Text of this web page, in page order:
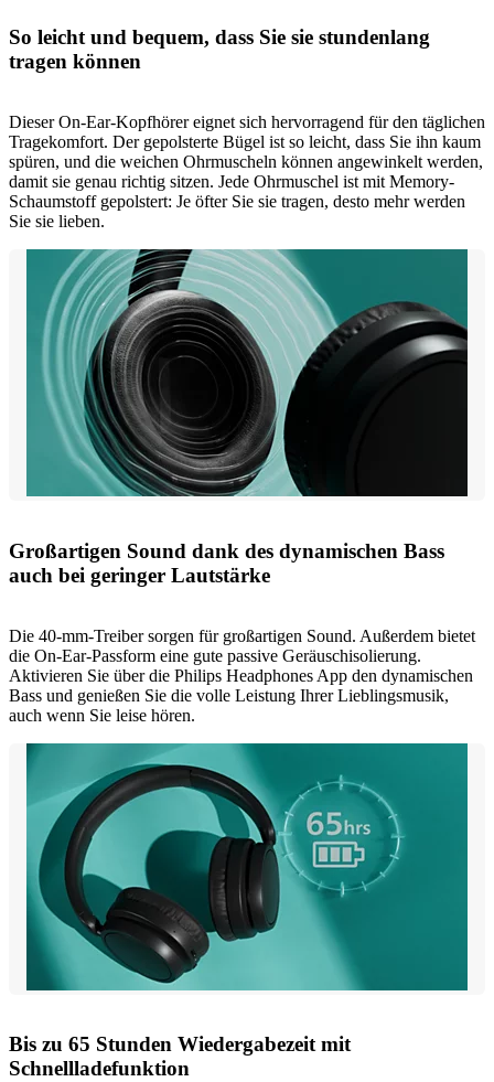
So leicht und bequem, dass Sie sie stundenlang
tragen können
Dieser On-Ear-Kopfhörer eignet sich hervorragend für den täglichen
Tragekomfort. Der gepolsterte Bügel ist so leicht, dass Sie ihn kaum
spüren, und die weichen Ohrmuscheln können angewinkelt werden,
damit sie genau richtig sitzen. Jede Ohrmuschel ist mit Memory-
Schaumstoff gepolstert: Je öfter Sie sie tragen, desto mehr werden
Sie sie lieben.
Großartigen Sound dank des dynamischen Bass
auch bei geringer Lautstärke
Die 40-mm-Treiber sorgen für großartigen Sound. Außerdem bietet
die On-Ear-Passform eine gute passive Geräuschisolierung.
Aktivieren Sie über die Philips Headphones App den dynamischen
Bass und genießen Sie die volle Leistung Ihrer Lieblingsmusik,
auch wenn Sie leise hören.
Bis zu 65 Stunden Wiedergabezeit mit
Schnellladefunktion